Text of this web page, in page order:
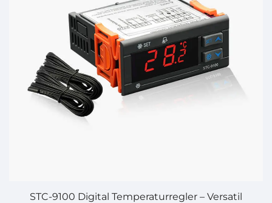
STC-9100 Digital Temperaturregler – Versatil